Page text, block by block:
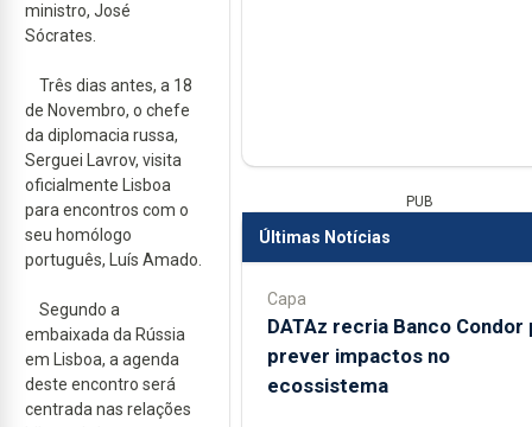
ministro, José
Sócrates.
Três dias antes, a 18
de Novembro, o chefe
da diplomacia russa,
Serguei Lavrov, visita
oficialmente Lisboa
para encontros com o
seu homólogo
português, Luís Amado.
Segundo a
embaixada da Rússia
em Lisboa, a agenda
deste encontro será
centrada nas relações
PUB
Últimas Notícias
Capa
DATAz recria Banco Condor
prever impactos no
ecossistema